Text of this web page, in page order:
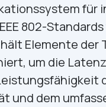
für
802-
Elemente
um die
und dem